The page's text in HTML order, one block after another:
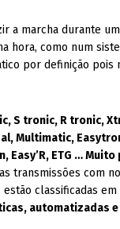
a marcha durante
hora, como num
por definição pois
S tronic, R tronic,
Multimatic,
Easy’R, ETG …
transmissões com
classificadas em
automatizadas e